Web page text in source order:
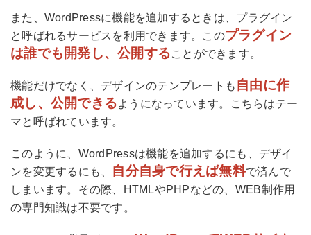
また、WordPressに機能を追加するときは、プラグイン
と呼ばれるサービスを利用できます。このプラグイン
は誰でも開発し、公開することができます。
機能だけでなく、デザインのテンプレートも 自由に作
成し、公開できるようになっています。こちらはテー
マと呼ばれています。
このように、WordPressは機能を追加するにも、デザイ
ンを変更するにも、 自分自身で行えば無料で済んで
しまいます。その際、HTMLやPHPなどの、WEB制作用
の専門知識は不要です。